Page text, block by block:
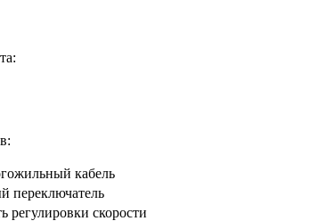
кабель
переключатель
регулировки скорости